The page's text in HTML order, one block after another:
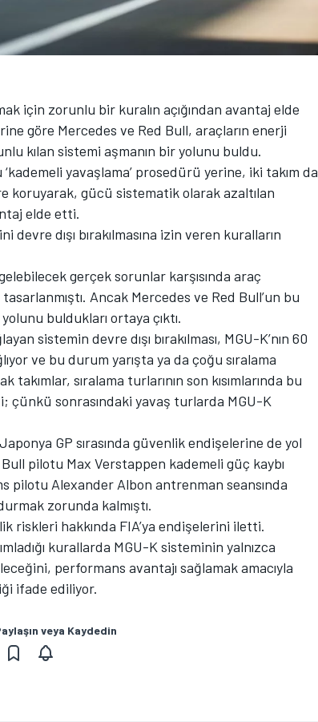
için zorunlu bir kuralın açığından avantaj elde
göre Mercedes ve Red Bull, araçların enerji
kılan sistemi aşmanın bir yolunu buldu.
yavaşlama’ prosedürü yerine, iki takım da
koruyarak, gücü sistematik olarak azaltılan
elde etti.
dışı bırakılmasına izin veren kuralların
gerçek sorunlar karşısında araç
Ancak Mercedes ve Red Bull’un bu
buldukları ortaya çıktı.
sistemin devre dışı bırakılması, MGU-K’nın 60
ve bu durum yarışta ya da çoğu sıralama
sıralama turlarının son kısımlarında bu
sonrasındaki yavaş turlarda MGU-K
GP sırasında güvenlik endişelerine de yol
pilotu Max Verstappen kademeli güç kaybı
pilotu Alexander Albon antrenman seansında
zorunda kalmıştı.
riskleri hakkında FIA’ya endişelerini iletti.
kurallarda MGU-K sisteminin yalnızca
performans avantajı sağlamak amacıyla
ifade ediliyor.
veya Kaydedin